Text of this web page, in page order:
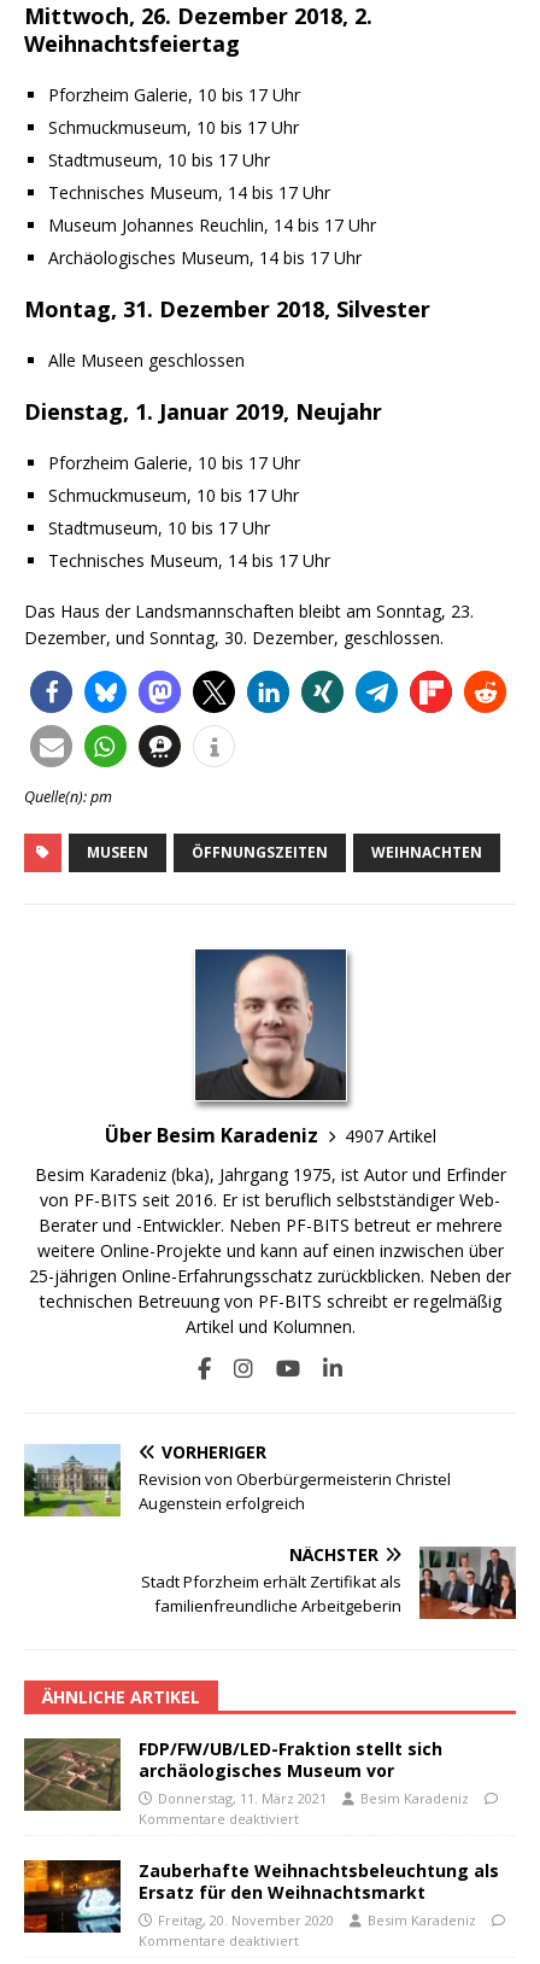
Mittwoch, 26. Dezember 2018, 2.
Weihnachtsfeiertag
Pforzheim Galerie, 10 bis 17 Uhr
Schmuckmuseum, 10 bis 17 Uhr
Stadtmuseum, 10 bis 17 Uhr
Technisches Museum, 14 bis 17 Uhr
Museum Johannes Reuchlin, 14 bis 17 Uhr
Archäologisches Museum, 14 bis 17 Uhr
Montag, 31. Dezember 2018, Silvester
Alle Museen geschlossen
Dienstag, 1. Januar 2019, Neujahr
Pforzheim Galerie, 10 bis 17 Uhr
Schmuckmuseum, 10 bis 17 Uhr
Stadtmuseum, 10 bis 17 Uhr
Technisches Museum, 14 bis 17 Uhr
Das Haus der Landsmannschaften bleibt am Sonntag, 23.
Dezember, und Sonntag, 30. Dezember, geschlossen.
Quelle(n): pm
MUSEEN ÖFFNUNGSZEITEN WEIHNACHTEN
Über Besim Karadeniz
4907 Artikel
Besim Karadeniz (bka), Jahrgang 1975, ist Autor und Erfinder
von PF-BITS seit 2016. Er ist beruflich selbstständiger Web-
Berater und -Entwickler. Neben PF-BITS betreut er mehrere
weitere Online-Projekte und kann auf einen inzwischen über
25-jährigen Online-Erfahrungsschatz zurückblicken. Neben der
technischen Betreuung von PF-BITS schreibt er regelmäßig
Artikel und Kolumnen.
VORHERIGER
Revision von Oberbürgermeisterin Christel
Augenstein erfolgreich
NÄCHSTER
Stadt Pforzheim erhält Zertifikat als
familienfreundliche Arbeitgeberin
ÄHNLICHE ARTIKEL
FDP/FW/UB/LED-Fraktion stellt sich
archäologisches Museum vor
Donnerstag, 11. März 2021
Besim Karadeniz
Kommentare deaktiviert
Zauberhafte Weihnachtsbeleuchtung als
Ersatz für den Weihnachtsmarkt
Freitag, 20. November 2020
Besim Karadeniz
Kommentare deaktiviert